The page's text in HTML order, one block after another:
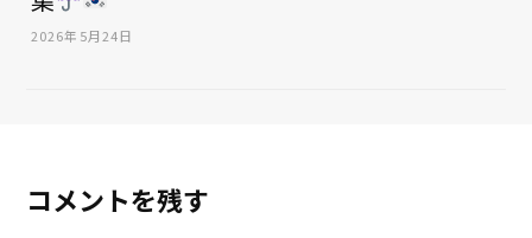
2026年5月24日
コメントを残す